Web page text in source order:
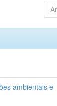
ambientais e